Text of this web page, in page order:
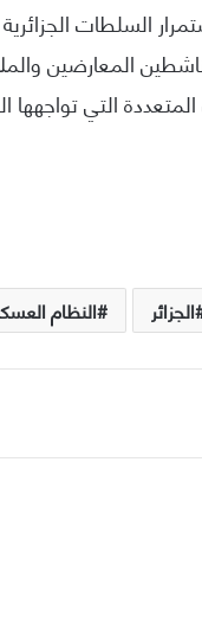
السلطات
المعارضين
التي تواجهها
الجزائر النظام